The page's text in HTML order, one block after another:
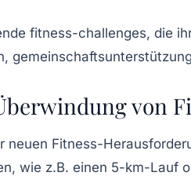
von
neuen Fitness-
, wie z.B. einen 5-km-Lauf